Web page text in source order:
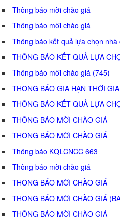
Thông báo mời chào giá
Thông báo mời chào giá
Thông báo kết quả lựa chọn nhà
THÔNG BÁO KẾT QUẢ LỰA
Thông báo mời chào giá (745)
THÔNG BÁO GIA HẠN THỜI
THÔNG BÁO KẾT QUẢ LỰA
THÔNG BÁO MỜI CHÀO GIÁ
THÔNG BÁO MỜI CHÀO GIÁ
Thông báo KQLCNCC 663
Thông báo mời chào giá
THÔNG BÁO MỜI CHÀO GIÁ
THÔNG BÁO MỜI CHÀO GIÁ
THÔNG BÁO MỜI CHÀO GIÁ